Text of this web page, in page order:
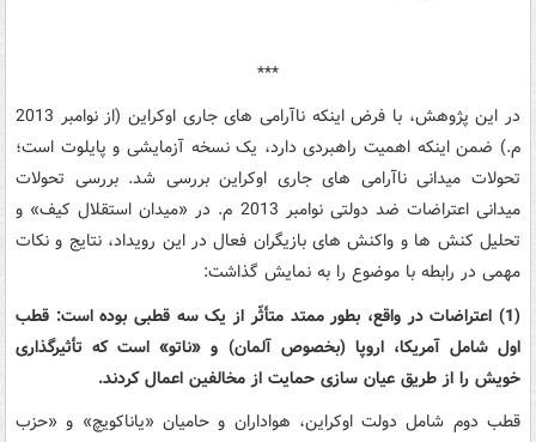
***
در این پژوهش، با فرض اینکه ناآرامی های جاری اوکراین (از نوامبر 2013
م.) ضمن اینکه اهمیت راهبردی دارد، یک نسخه آزمایشی و پایلوت است؛
تحولات میدانی ناآرامی های جاری اوکراین بررسی شد. بررسی تحولات
میدانی اعتراضات ضد دولتی نوامبر 2013 م. در «میدان استقلال کیف» و
تحلیل کنش ها و واکنش های بازیگران فعال در این رویداد، نتایج و نکات
مهمی در رابطه با موضوع را به نمایش گذاشت:
(1) اعتراضات در واقع، بطور ممتد متأثّر از یک سه قطبی بوده است: قطب
اول شامل آمریکا، اروپا (بخصوص آلمان) و «ناتو» است که تأثیرگذاری
خویش را از طریق عیان سازی حمایت از مخالفین اعمال کردند.
قطب دوم شامل دولت اوکراین، هواداران و حامیان «یاناکویچ» و «حزب